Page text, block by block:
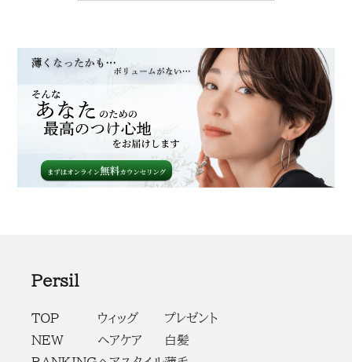
Persil
TOP
NEW
ウィッグ
ヘアケア
プレゼント
白髪